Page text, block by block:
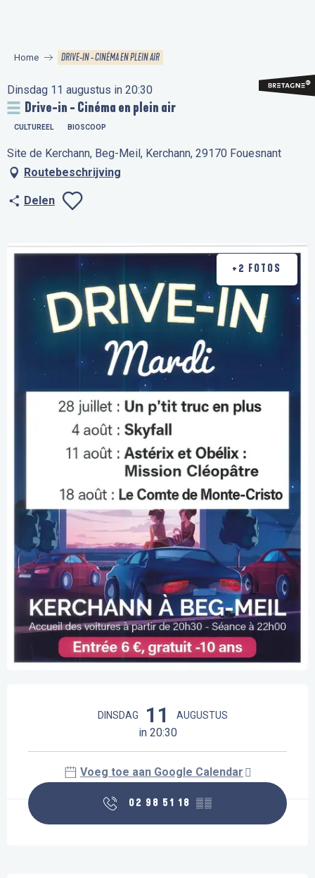
principal
Home DRIVE-IN - CINÉMA EN PLEIN AIR
Dinsdag 11 augustus in 20:30
Drive-in - Cinéma en plein air
CULTUREEL BIOSCOOP
Site de Kerchann, Beg-Meil, Kerchann, 29170 Fouesnant
Routebeschrijving
Delen
+2 FOTOS
DINSDAG 11 AUGUSTUS
in 20:30
Voeg toe aan Google Calendar
02 98 51 18 ▒▒